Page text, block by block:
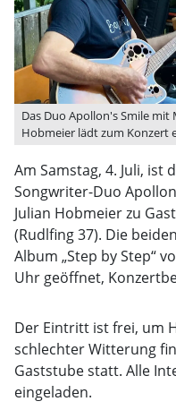
Das Duo Apollon's Smile mit
Hobmeier lädt zum Konzert
Am Samstag, 4. Juli, ist
Songwriter-Duo
Julian Hobmeier zu
(Rudlfing 37). Die
Album „Step by Step“
Uhr geöffnet,
Der Eintritt ist frei, um
schlechter Witterung
Gaststube statt. Alle
eingeladen.